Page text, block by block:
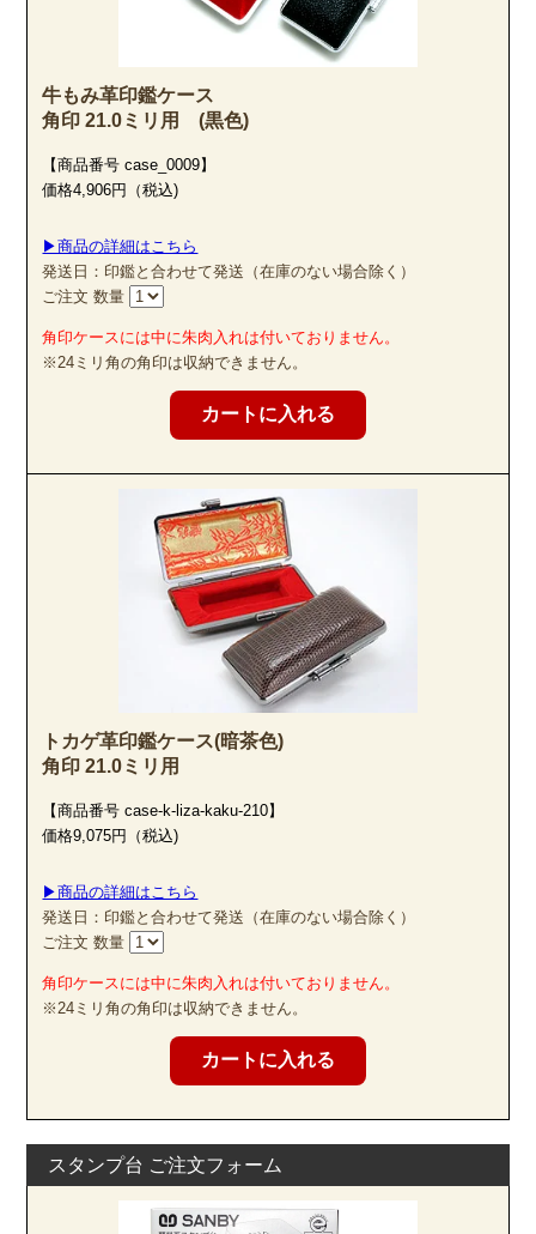
屋久杉印材は、湿気等過酷な環境に耐え抜くよう他の木にはないほど
の多量の樹脂を含み、腐敗の脅威から免れています。
圧密加工は水と熱だけで木材を圧縮し、薬品を一切使わず形状を固定
この技術を用いることで、従来、スギ材の欠点であった素材の柔らか
さ、非均質性を克服し、丈夫で傷が付きにくく、印鑑の素材として十
分すぎるほどの強度を得ることができました。
また、木材繊維をそのままの形で残していることから印鑑として最も
大切な「綺麗な印影」を得ることができるのです。
古代の歴史と生命力に対する畏敬の念から、最終仕上げの磨きにもこ
専用ワックスで一本一本を丁寧に磨き上げることにより、屋久杉独特
の和やかな美しい木目と茶褐色の高級感溢れる光沢が出現しました。
感は、お使いになるお客様の運気をも上げてくれるやも知れません。
牛もみ革印鑑ケース
角印 21.0ミリ用 (黒色)
【商品番号 case_0009】
価格4,906円（税込)
▶商品の詳細はこちら
発送日：印鑑と合わせて発送（在庫のない場合除く）
ご注文 数量
角印ケースには中に朱肉入れは付いておりません。
※24ミリ角の角印は収納できません。
トカゲ革印鑑ケース(暗茶色)
角印 21.0ミリ用
【商品番号 case-k-liza-kaku-210】
価格9,075円（税込)
▶商品の詳細はこちら
発送日：印鑑と合わせて発送（在庫のない場合除く）
ご注文 数量
角印ケースには中に朱肉入れは付いておりません。
※24ミリ角の角印は収納できません。
スタンプ台 ご注文フォーム